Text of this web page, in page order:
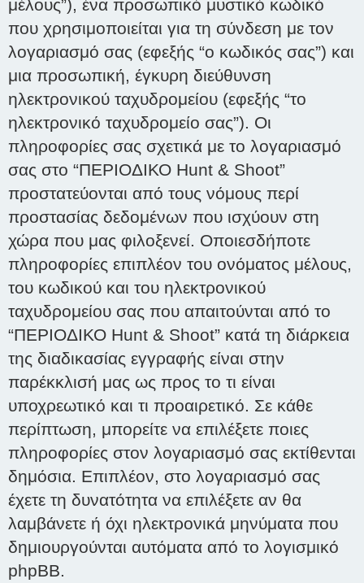
μέλους”), ένα προσωπικό μυστικό κωδικό
που χρησιμοποιείται για τη σύνδεση με τον
λογαριασμό σας (εφεξής “ο κωδικός σας”) και
μια προσωπική, έγκυρη διεύθυνση
ηλεκτρονικού ταχυδρομείου (εφεξής “το
ηλεκτρονικό ταχυδρομείο σας”). Οι
πληροφορίες σας σχετικά με το λογαριασμό
σας στο “ΠΕΡΙΟΔΙΚΟ Hunt & Shoot”
προστατεύονται από τους νόμους περί
προστασίας δεδομένων που ισχύουν στη
χώρα που μας φιλοξενεί. Οποιεσδήποτε
πληροφορίες επιπλέον του ονόματος μέλους,
του κωδικού και του ηλεκτρονικού
ταχυδρομείου σας που απαιτούνται από το
“ΠΕΡΙΟΔΙΚΟ Hunt & Shoot” κατά τη διάρκεια
της διαδικασίας εγγραφής είναι στην
παρέκκλισή μας ως προς το τι είναι
υποχρεωτικό και τι προαιρετικό. Σε κάθε
περίπτωση, μπορείτε να επιλέξετε ποιες
πληροφορίες στον λογαριασμό σας εκτίθενται
δημόσια. Επιπλέον, στο λογαριασμό σας
έχετε τη δυνατότητα να επιλέξετε αν θα
λαμβάνετε ή όχι ηλεκτρονικά μηνύματα που
δημιουργούνται αυτόματα από το λογισμικό
phpBB.